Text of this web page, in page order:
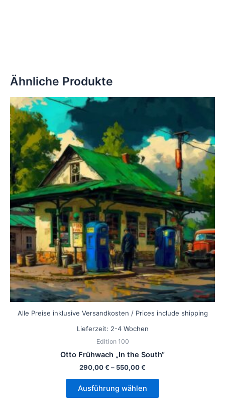
Ähnliche Produkte
Alle Preise inklusive Versandkosten / Prices include shipping
Lieferzeit: 2-4 Wochen
Edition 100
Otto Frühwach „In the South“
290,00€ – 550,00€
Ausführung wählen
weist
mehrere
Varianten
auf.
Die
Optionen
können
auf
der
Produktseite
gewählt
werden